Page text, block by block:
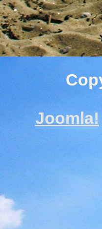
Joomla!